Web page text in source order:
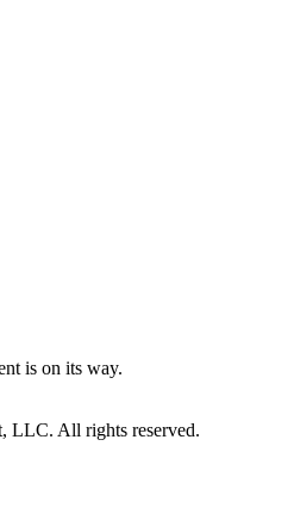
is on its way.
LLC. All rights reserved.